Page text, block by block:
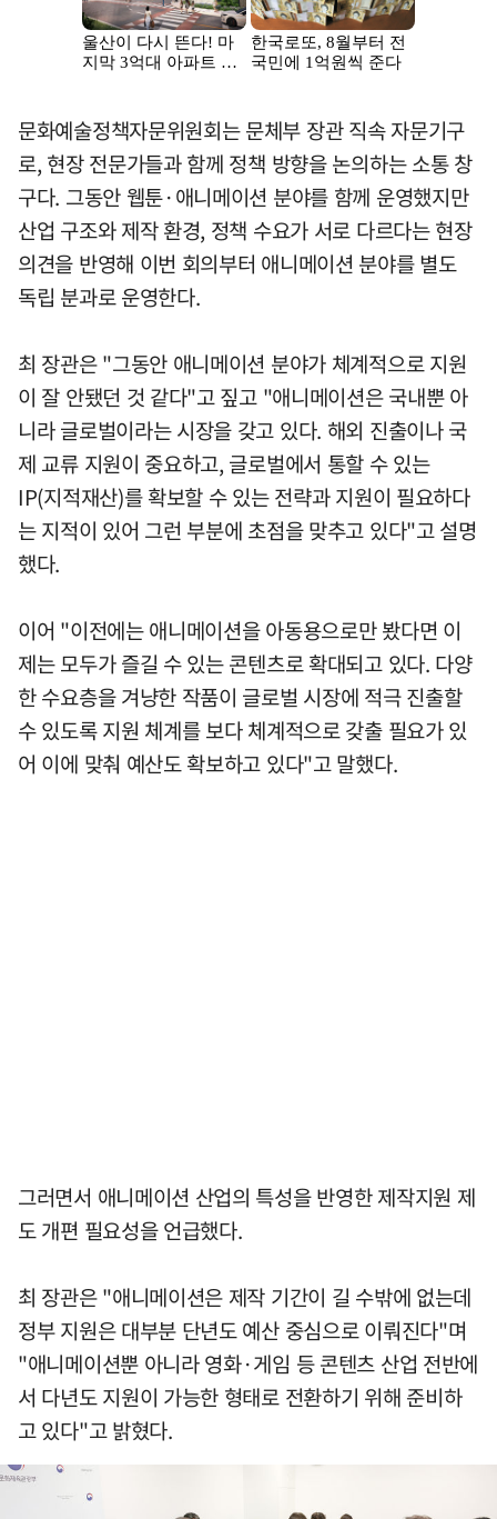
문화예술정책자문위원회는 문체부 장관 직속 자문기구
로, 현장 전문가들과 함께 정책 방향을 논의하는 소통 창
구다. 그동안 웹툰·애니메이션 분야를 함께 운영했지만
산업 구조와 제작 환경, 정책 수요가 서로 다르다는 현장
의견을 반영해 이번 회의부터 애니메이션 분야를 별도
독립 분과로 운영한다.
최 장관은 "그동안 애니메이션 분야가 체계적으로 지원
이 잘 안됐던 것 같다"고 짚고 "애니메이션은 국내뿐 아
니라 글로벌이라는 시장을 갖고 있다. 해외 진출이나 국
제 교류 지원이 중요하고, 글로벌에서 통할 수 있는
IP(지적재산)를 확보할 수 있는 전략과 지원이 필요하다
는 지적이 있어 그런 부분에 초점을 맞추고 있다"고 설명
했다.
이어 "이전에는 애니메이션을 아동용으로만 봤다면 이
제는 모두가 즐길 수 있는 콘텐츠로 확대되고 있다. 다양
한 수요층을 겨냥한 작품이 글로벌 시장에 적극 진출할
수 있도록 지원 체계를 보다 체계적으로 갖출 필요가 있
어 이에 맞춰 예산도 확보하고 있다"고 말했다.
그러면서 애니메이션 산업의 특성을 반영한 제작지원 제
도 개편 필요성을 언급했다.
최 장관은 "애니메이션은 제작 기간이 길 수밖에 없는데
정부 지원은 대부분 단년도 예산 중심으로 이뤄진다"며
"애니메이션뿐 아니라 영화·게임 등 콘텐츠 산업 전반에
서 다년도 지원이 가능한 형태로 전환하기 위해 준비하
고 있다"고 밝혔다.